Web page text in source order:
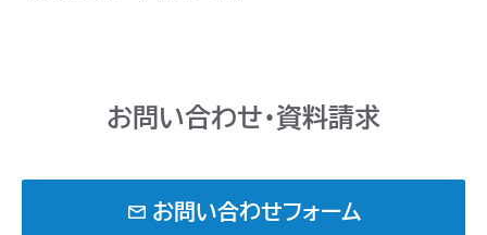
お問い合わせ・資料請求
mail お問い合わせフォーム